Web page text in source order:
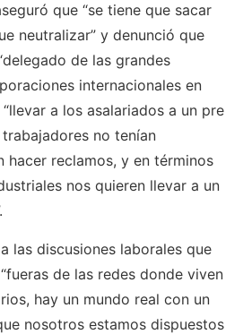
que “se tiene que sacar
neutralizar” y denunció que
de las grandes
internacionales en
a los asalariados a un pre
no tenían
hacer reclamos, y en términos
nos quieren llevar a un
las discusiones laborales que
de las redes donde viven
hay un mundo real con un
nosotros estamos dispuestos